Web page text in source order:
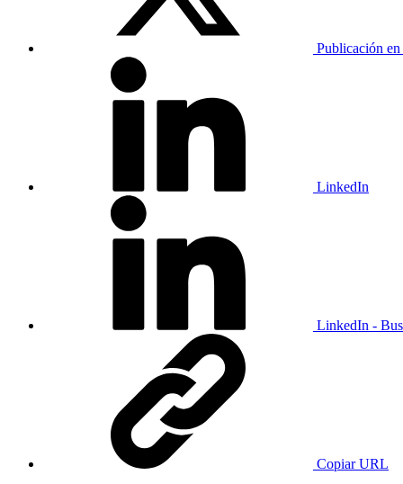
Publicación
LinkedIn
LinkedIn -
Copiar URL